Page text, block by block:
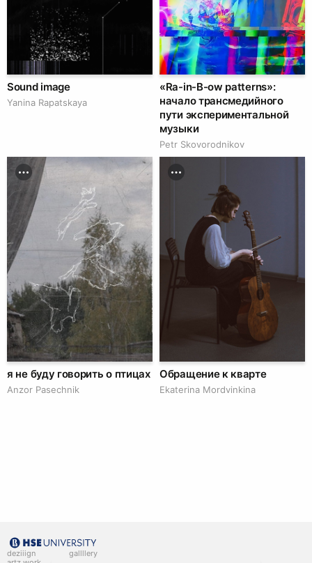
Sound image
Yanina Rapatskaya
«Ra-in-B-ow patterns»:
начало трансмедийного
пути экспериментальной
музыки
Petr Skovorodnikov
я не буду говорить о птицах
Anzor Pasechnik
Обращение к кварте
Ekaterina Mordvinkina
deziiign
gallllery